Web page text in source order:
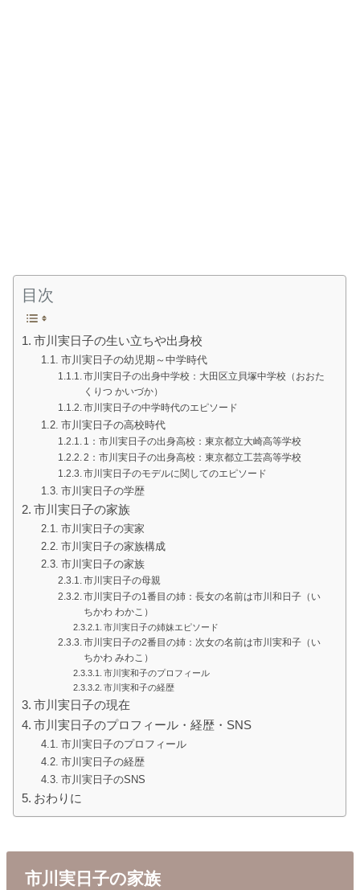
目次
市川実日子の生い立ちや出身校
市川実日子の幼児期～中学時代
市川実日子の出身中学校：大田区立貝塚中学校（おおた
くりつ かいづか）
市川実日子の中学時代のエピソード
市川実日子の高校時代
1：市川実日子の出身高校：東京都立大崎高等学校
2：市川実日子の出身高校：東京都立工芸高等学校
市川実日子のモデルに関してのエピソード
市川実日子の学歴
市川実日子の家族
市川実日子の実家
市川実日子の家族構成
市川実日子の家族
市川実日子の母親
市川実日子の1番目の姉：長女の名前は市川和日子（い
ちかわ わかこ）
市川実日子の姉妹エピソード
市川実日子の2番目の姉：次女の名前は市川実和子（い
ちかわ みわこ）
市川実和子のプロフィール
市川実和子の経歴
市川実日子の現在
市川実日子のプロフィール・経歴・SNS
市川実日子のプロフィール
市川実日子の経歴
市川実日子のSNS
おわりに
市川実日子の家族